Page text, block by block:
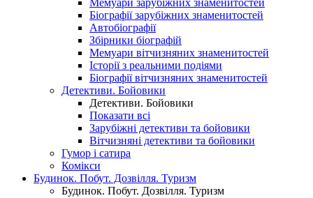
Мемуари зарубіжних знаменитостей
Біографії зарубіжних знаменитостей
Автобіографії
Збірники біографій
Мемуари вітчизняних знаменитостей
Історії з реальними подіями
Біографії вітчизняних знаменитостей
Детективи. Бойовики
Детективи. Бойовики
Показати всі
Зарубіжні детективи та бойовики
Вітчизняні детективи та бойовики
Гумор і сатира
Комікси
Будинок. Побут. Дозвілля. Туризм
Будинок. Побут. Дозвілля. Туризм